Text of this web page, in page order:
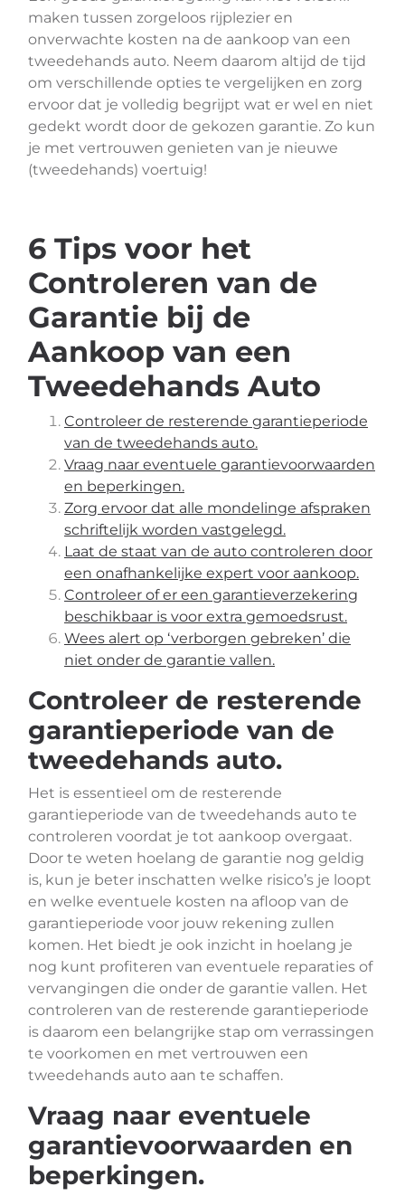
maken tussen zorgeloos rijplezier en
onverwachte kosten na de aankoop van een
tweedehands auto. Neem daarom altijd de tijd
om verschillende opties te vergelijken en zorg
ervoor dat je volledig begrijpt wat er wel en niet
gedekt wordt door de gekozen garantie. Zo kun
je met vertrouwen genieten van je nieuwe
(tweedehands) voertuig!
6 Tips voor het
Controleren van de
Garantie bij de
Aankoop van een
Tweedehands Auto
Controleer de resterende garantieperiode
van de tweedehands auto.
Vraag naar eventuele garantievoorwaarden
en beperkingen.
Zorg ervoor dat alle mondelinge afspraken
schriftelijk worden vastgelegd.
Laat de staat van de auto controleren door
een onafhankelijke expert voor aankoop.
Controleer of er een garantieverzekering
beschikbaar is voor extra gemoedsrust.
Wees alert op ‘verborgen gebreken’ die
niet onder de garantie vallen.
Controleer de resterende
garantieperiode van de
tweedehands auto.
Het is essentieel om de resterende
garantieperiode van de tweedehands auto te
controleren voordat je tot aankoop overgaat.
Door te weten hoelang de garantie nog geldig
is, kun je beter inschatten welke risico’s je loopt
en welke eventuele kosten na afloop van de
garantieperiode voor jouw rekening zullen
komen. Het biedt je ook inzicht in hoelang je
nog kunt profiteren van eventuele reparaties of
vervangingen die onder de garantie vallen. Het
controleren van de resterende garantieperiode
is daarom een belangrijke stap om verrassingen
te voorkomen en met vertrouwen een
tweedehands auto aan te schaffen.
Vraag naar eventuele
garantievoorwaarden en
beperkingen.